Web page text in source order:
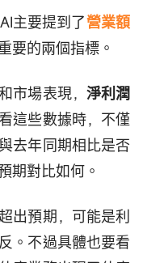
主要提到了營業額
要的兩個指標。
市場表現， 淨利潤
這些數據時，不僅
去年同期相比是否
期對比如何。
出預期，可能是利
。不過具體也要看